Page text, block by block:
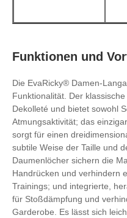
Funktionen und
Die EvaRicky® Damen-
Funktionalität. Der
Dekolleté und bietet sowohl
Atmungsaktivität; das
sorgt für einen
subtile Weise der Taille und
Daumenlöcher sichern die
Handrücken und verhindern
Trainings; und integrierte,
für Stoßdämpfung und
Garderobe. Es lässt sich